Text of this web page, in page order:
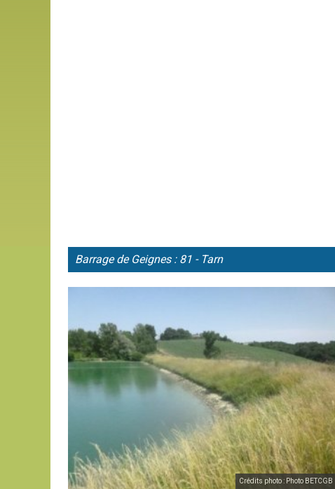
Barrage de Geignes : 81 - Tarn
Crédits photo : Photo BETCGB